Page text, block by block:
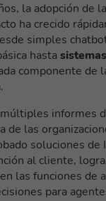
la adopción de
ha crecido
simples
hasta
componente de
informes
de las
soluciones de
al cliente,
las funciones de
para